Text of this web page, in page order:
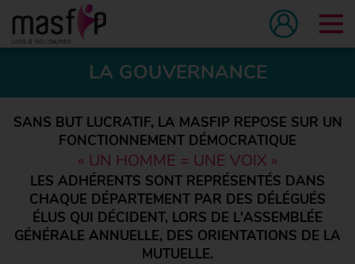
LA GOUVERNANCE
SANS BUT LUCRATIF, LA MASFIP REPOSE SUR UN
FONCTIONNEMENT DÉMOCRATIQUE
« UN HOMME = UNE VOIX »
LES ADHÉRENTS SONT REPRÉSENTÉS DANS
CHAQUE DÉPARTEMENT PAR DES DÉLÉGUÉS
ÉLUS QUI DÉCIDENT, LORS DE L'ASSEMBLÉE
GÉNÉRALE ANNUELLE, DES ORIENTATIONS DE LA
MUTUELLE.